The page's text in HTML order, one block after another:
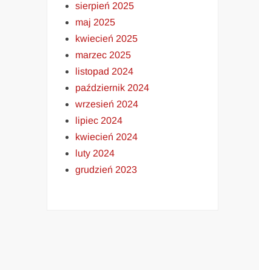
sierpień 2025
maj 2025
kwiecień 2025
marzec 2025
listopad 2024
październik 2024
wrzesień 2024
lipiec 2024
kwiecień 2024
luty 2024
grudzień 2023